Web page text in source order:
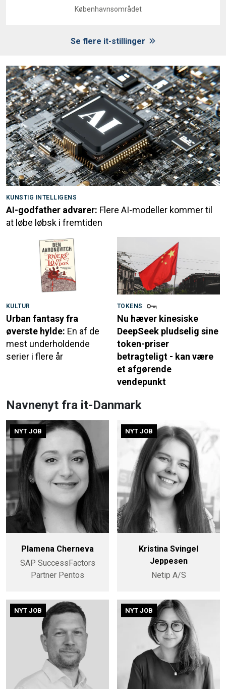
Københavnsområdet
Se flere it-stillinger
KUNSTIG INTELLIGENS
AI-godfather advarer: Flere AI-modeller kommer til
at løbe løbsk i fremtiden
KULTUR
Urban fantasy fra
øverste hylde: En af de
mest underholdende
serier i flere år
TOKENS
Nu hæver kinesiske
DeepSeek pludselig sine
token-priser
betragteligt - kan være
et afgørende
vendepunkt
Navnenyt fra it-Danmark
NYT JOB
Plamena Cherneva
SAP SuccessFactors
Partner Pentos
NYT JOB
Kristina Svingel
Jeppesen
Netip A/S
NYT JOB NYT JOB